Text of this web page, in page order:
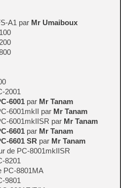
A1 par Mr Umaiboux
2001
6001 par Mr Tanam
6001mkII par Mr Tanam
6001mkIISR par Mr Tanam
6601 par Mr Tanam
6601 SR par Mr Tanam
de PC-8001mkIISR
8201
PC-8801MA
9801